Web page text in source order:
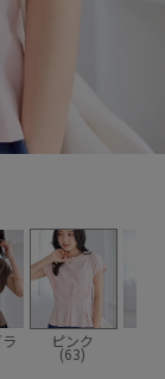
ピンク
(63)